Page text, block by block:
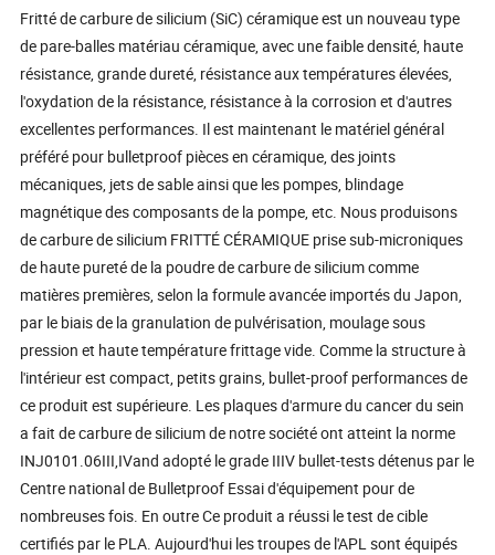
Fritté de carbure de silicium (SiC) céramique est un nouveau type
de pare-balles matériau céramique, avec une faible densité, haute
résistance, grande dureté, résistance aux températures élevées,
l'oxydation de la résistance, résistance à la corrosion et d'autres
excellentes performances. Il est maintenant le matériel général
préféré pour bulletproof pièces en céramique, des joints
mécaniques, jets de sable ainsi que les pompes, blindage
magnétique des composants de la pompe, etc. Nous produisons
de carbure de silicium FRITTÉ CÉRAMIQUE prise sub-microniques
de haute pureté de la poudre de carbure de silicium comme
matières premières, selon la formule avancée importés du Japon,
par le biais de la granulation de pulvérisation, moulage sous
pression et haute température frittage vide. Comme la structure à
l'intérieur est compact, petits grains, bullet-proof performances de
ce produit est supérieure. Les plaques d'armure du cancer du sein
a fait de carbure de silicium de notre société ont atteint la norme
INJ0101.06III,IVand adopté le grade IIIV bullet-tests détenus par le
Centre national de Bulletproof Essai d'équipement pour de
nombreuses fois. En outre Ce produit a réussi le test de cible
certifiés par le PLA. Aujourd'hui les troupes de l'APL sont équipés